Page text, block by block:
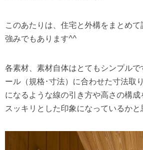
このあたりは、住宅と外構をまとめ
強みでもあります^^
各素材、素材自体はとてもシンプルで
ール（規格･寸法）に合わせた寸法取
になるような線の引き方や高さの構
スッキリとした印象になっているかと